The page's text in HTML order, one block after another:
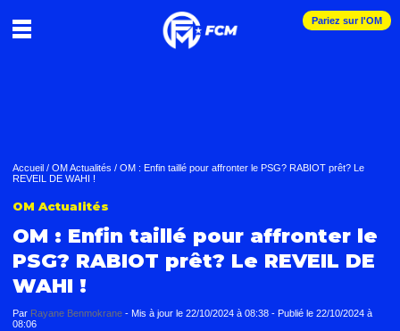
Pariez sur l'OM
Accueil / OM Actualités / OM : Enfin taillé pour affronter le PSG? RABIOT prêt? Le
REVEIL DE WAHI !
OM Actualités
OM : Enfin taillé pour affronter le
PSG? RABIOT prêt? Le REVEIL DE
WAHI !
Par Rayane Benmokrane - Mis à jour le 22/10/2024 à 08:38 - Publié le 22/10/2024 à
08:06